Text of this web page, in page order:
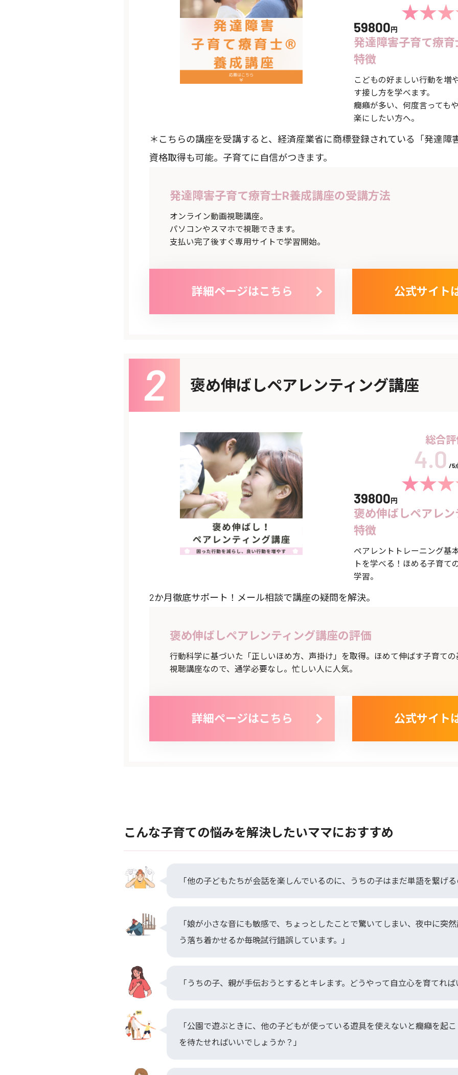
59800円
発達障害子育て療
特徴
こどもの好ましい行動を増
す接し方を学べます。
癇癪が多い、何度言っても
楽にしたい方へ。
＊こちらの講座を受講すると、経済産業省に商標登録されている「発達障
資格取得も可能。子育てに自信がつきます。
発達障害子育て療育士R養成講座の受講方法
オンライン動画視聴講座。
パソコンやスマホで視聴できます。
支払い完了後すぐ専用サイトで学習開始。
詳細ページはこちら 公式サイト
褒め伸ばしペアレンティング講座
総合
/5
39800円
褒め伸ばしペアレ
特徴
ペアレントトレーニング基
トを学べる！ほめる子育て
学習。
2か月徹底サポート！メール相談で講座の疑問を解決。
褒め伸ばしペアレンティング講座の評価
行動科学に基づいた「正しいほめ方、声掛け」を取得。ほめて伸ばす子育て
視聴講座なので、通学必要なし。忙しい人に人気。
詳細ページはこちら 公式サイト
こんな子育ての悩みを解決したいママにおすすめ
「他の子どもたちが会話を楽しんでいるのに、うちの子はまだ単語を繋げ
「娘が小さな音にも敏感で、ちょっとしたことで驚いてしまい、夜中に突
う落ち着かせるか毎晩試行錯誤しています。」
「うちの子、親が手伝おうとするとキレます。どうやって自立心を育てれ
「公園で遊ぶときに、他の子どもが使っている遊具を使えないと癇癪を起
を待たせればいいでしょうか？」